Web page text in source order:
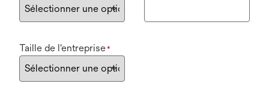
Taille de l'entreprise*